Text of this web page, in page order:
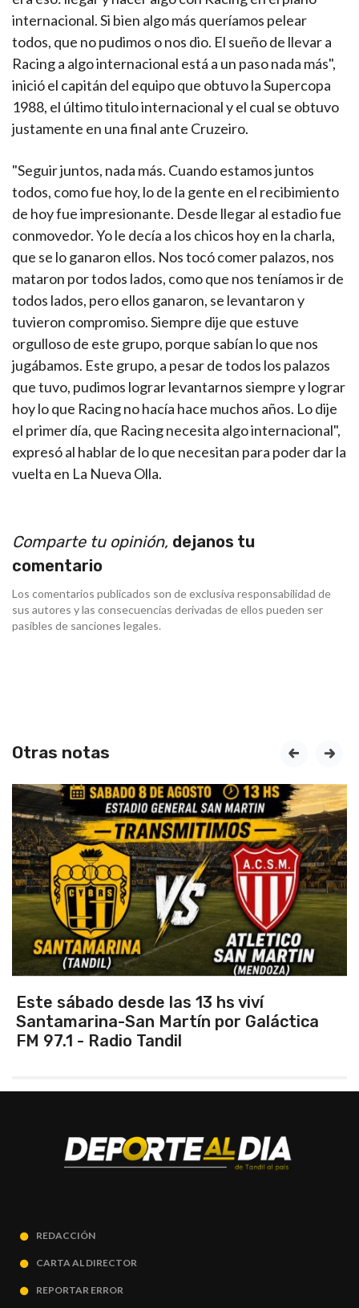
internacional. Si bien algo más queríamos pelear
todos, que no pudimos o nos dio. El sueño de llevar a
Racing a algo internacional está a un paso nada más",
inició el capitán del equipo que obtuvo la Supercopa
1988, el último titulo internacional y el cual se obtuvo
justamente en una final ante Cruzeiro.
"Seguir juntos, nada más. Cuando estamos juntos
todos, como fue hoy, lo de la gente en el recibimiento
de hoy fue impresionante. Desde llegar al estadio fue
conmovedor. Yo le decía a los chicos hoy en la charla,
que se lo ganaron ellos. Nos tocó comer palazos, nos
mataron por todos lados, como que nos teníamos ir de
todos lados, pero ellos ganaron, se levantaron y
tuvieron compromiso. Siempre dije que estuve
orgulloso de este grupo, porque sabían lo que nos
jugábamos. Este grupo, a pesar de todos los palazos
que tuvo, pudimos lograr levantarnos siempre y lograr
hoy lo que Racing no hacía hace muchos años. Lo dije
el primer día, que Racing necesita algo internacional",
expresó al hablar de lo que necesitan para poder dar la
vuelta en La Nueva Olla.
Comparte tu opinión, dejanos tu
comentario
Los comentarios publicados son de exclusiva responsabilidad de
sus autores y las consecuencias derivadas de ellos pueden ser
pasibles de sanciones legales.
Otras notas
Vuelve el torneo oficial de hockey
prev next
REDACCIÓN
CARTA AL DIRECTOR
REPORTAR ERROR